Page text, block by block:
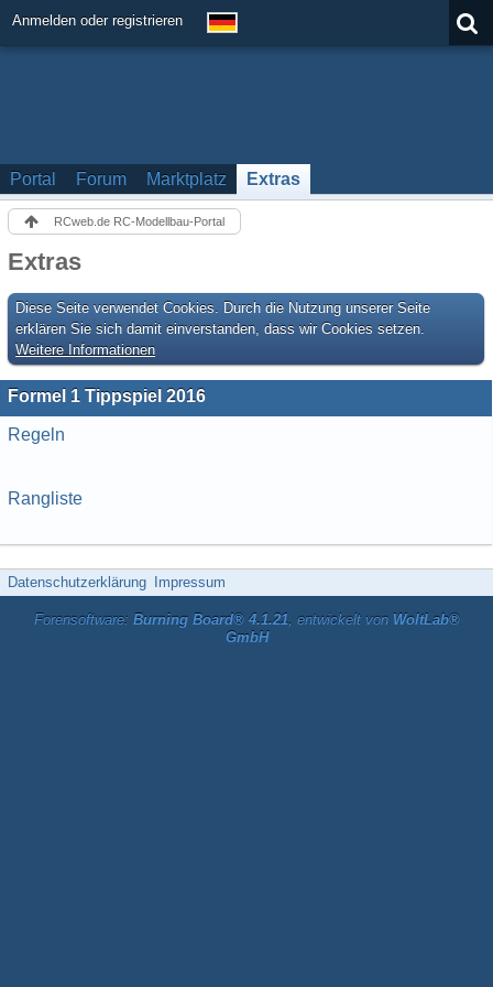
Anmelden oder registrieren
Portal Forum Marktplatz Extras
RCweb.de RC-Modellbau-Portal
Extras
Diese Seite verwendet Cookies. Durch die Nutzung unserer Seite
erklären Sie sich damit einverstanden, dass wir Cookies setzen.
Weitere Informationen
Formel 1 Tippspiel 2016
Regeln
Rangliste
Datenschutzerklärung Impressum
Forensoftware: Burning Board® 4.1.21, entwickelt von WoltLab®
GmbH